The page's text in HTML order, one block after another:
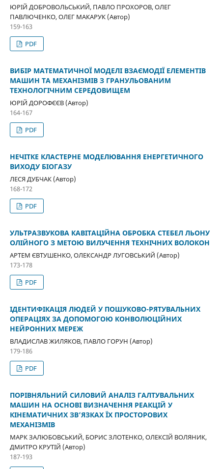
ЮРІЙ ДОБРОВОЛЬСЬКИЙ, ПАВЛО ПРОХОРОВ, ОЛЕГ
ПАВЛЮЧЕНКО, ОЛЕГ МАКАРУК (Автор)
159-163
PDF
ВИБІР МАТЕМАТИЧНОЇ МОДЕЛІ ВЗАЄМОДІЇ ЕЛЕМЕНТІВ
МАШИН ТА МЕХАНІЗМІВ З ГРАНУЛЬОВАНИМ
ТЕХНОЛОГІЧНИМ СЕРЕДОВИЩЕМ
ЮРІЙ ДОРОФЄЄВ (Автор)
164-167
PDF
НЕЧІТКЕ КЛАСТЕРНЕ МОДЕЛЮВАННЯ ЕНЕРГЕТИЧНОГО
ВИХОДУ БІОГАЗУ
ЛЕСЯ ДУБЧАК (Автор)
168-172
PDF
УЛЬТРАЗВУКОВА КАВІТАЦІЙНА ОБРОБКА СТЕБЕЛ ЛЬОНУ
ОЛІЙНОГО З МЕТОЮ ВИЛУЧЕННЯ ТЕХНІЧНИХ ВОЛОКОН
АРТЕМ ЄВТУШЕНКО, ОЛЕКСАНДР ЛУГОВСЬКИЙ (Автор)
173-178
PDF
ІДЕНТИФІКАЦІЯ ЛЮДЕЙ У ПОШУКОВО-РЯТУВАЛЬНИХ
ОПЕРАЦІЯХ ЗА ДОПОМОГОЮ КОНВОЛЮЦІЙНИХ
НЕЙРОННИХ МЕРЕЖ
ВЛАДИСЛАВ ЖИЛЯКОВ, ПАВЛО ГОРУН (Автор)
179-186
PDF
ПОРІВНЯЛЬНИЙ СИЛОВИЙ АНАЛІЗ ГАЛТУВАЛЬНИХ
МАШИН НА ОСНОВІ ВИЗНАЧЕННЯ РЕАКЦІЙ У
КІНЕМАТИЧНИХ ЗВ’ЯЗКАХ ЇХ ПРОСТОРОВИХ
МЕХАНІЗМІВ
МАРК ЗАЛЮБОВСЬКИЙ, БОРИС ЗЛОТЕНКО, ОЛЕКСІЙ ВОЛЯНИК,
ДМИТРО КРУТІЙ (Автор)
187-193